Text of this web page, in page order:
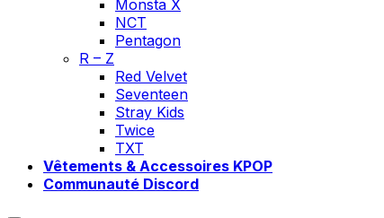
Monsta X
NCT
Pentagon
R – Z
Red Velvet
Seventeen
Stray Kids
Twice
TXT
Vêtements & Accessoires KPOP
Communauté Discord